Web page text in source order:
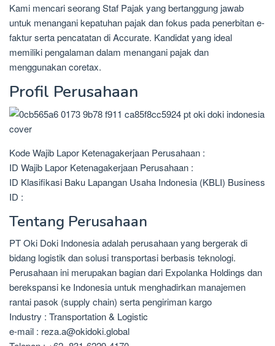
Kami mencari seorang Staf Pajak yang bertanggung jawab
untuk menangani kepatuhan pajak dan fokus pada penerbitan e-
faktur serta pencatatan di Accurate. Kandidat yang ideal
memiliki pengalaman dalam menangani pajak dan
menggunakan coretax.
Profil Perusahaan
Kode Wajib Lapor Ketenagakerjaan Perusahaan :
ID Wajib Lapor Ketenagakerjaan Perusahaan :
ID Klasifikasi Baku Lapangan Usaha Indonesia (KBLI) Business
ID :
Tentang Perusahaan
PT Oki Doki Indonesia adalah perusahaan yang bergerak di
bidang logistik dan solusi transportasi berbasis teknologi.
Perusahaan ini merupakan bagian dari Expolanka Holdings dan
berekspansi ke Indonesia untuk menghadirkan manajemen
rantai pasok (supply chain) serta pengiriman kargo
Industry : Transportation & Logistic
e-mail : reza.a@okidoki.global